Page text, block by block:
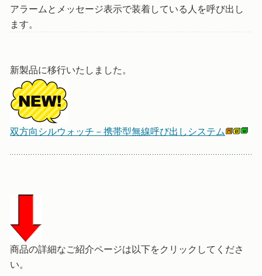
アラームとメッセージ表示で装着している人を呼び出し
ます。
新製品に移行いたしました。
双方向シルウォッチ－携帯型無線呼び出しシステム
商品の詳細なご紹介ページは以下をクリックしてくださ
い。